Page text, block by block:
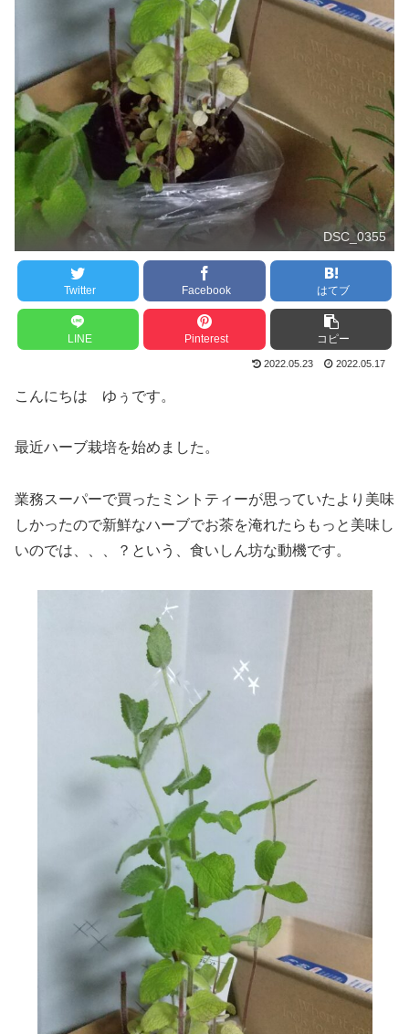
DSC_0355
Twitter Facebook はてブ
LINE Pinterest コピー
2022.05.23 2022.05.17
こんにちは ゆぅです。
最近ハーブ栽培を始めました。
業務スーパーで買ったミントティーが思っていたより美味
しかったので新鮮なハーブでお茶を淹れたらもっと美味し
いのでは、、、？という、食いしん坊な動機です。